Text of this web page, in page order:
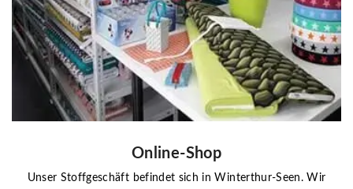
Online-Shop
Unser Stoffgeschäft befindet sich in Winterthur-Seen. Wir